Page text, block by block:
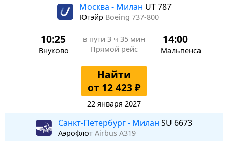
Москва - Милан UT 787
Ютэйр Boeing 737-800
10:25
Внуково
в пути 3 ч 35 мин
Прямой рейс
14:00
Мальпенса
Найти
от 12 423 ₽
22 января 2027
Санкт-Петербург - Милан SU 6673
Аэрофлот Airbus A319